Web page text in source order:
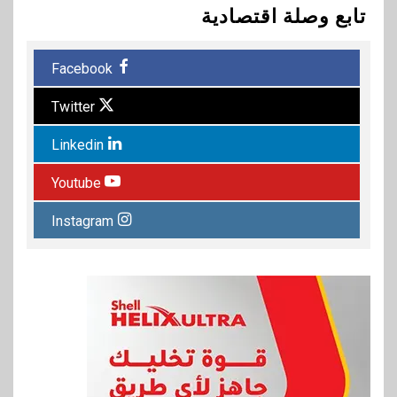
تابع وصلة اقتصادية
Facebook
Twitter
Linkedin
Youtube
Instagram